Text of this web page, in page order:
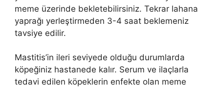
meme üzerinde bekletebilirsiniz. Tekrar lahana
yaprağı yerleştirmeden 3-4 saat beklemeniz
tavsiye edilir.
Mastitis’in ileri seviyede olduğu durumlarda
köpeğiniz hastanede kalır. Serum ve ilaçlarla
tedavi edilen köpeklerin enfekte olan meme